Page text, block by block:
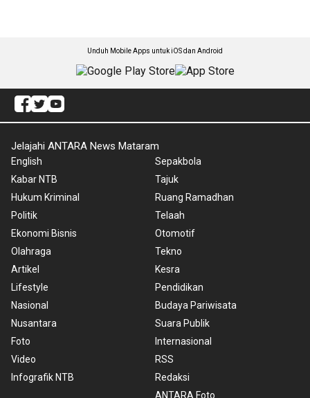
Unduh Mobile Apps untuk iOS dan Android
Jelajahi ANTARA News Mataram
English
Kabar NTB
Hukum Kriminal
Politik
Ekonomi Bisnis
Olahraga
Artikel
Lifestyle
Nasional
Nusantara
Foto
Video
Infografik NTB
Sepakbola
Tajuk
Ruang Ramadhan
Telaah
Otomotif
Tekno
Kesra
Pendidikan
Budaya Pariwisata
Suara Publik
Internasional
RSS
Redaksi
ANTARA Foto